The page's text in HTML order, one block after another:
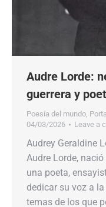
Audre Lorde:
guerrera y
Poesía del mundo,
04/03/2026
Leave a
Audrey Geraldine
Audre Lorde,
una poeta,
dedicar su voz a
temas de los que